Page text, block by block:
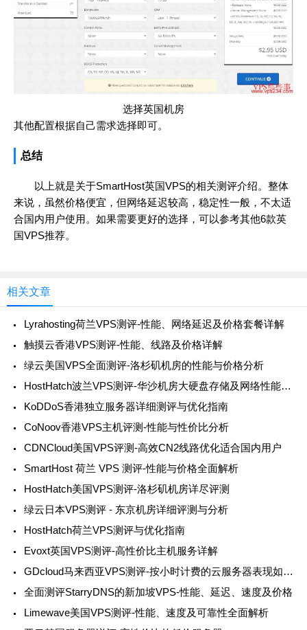
选择英国机房
其他配置根据自己需求选择即可。
总结
以上就是关于SmartHost英国VPS的相关测评介绍。整体
来说，虽然价格便宜，但网络延迟较高，稳定性一般，不太适
合国内用户使用。如果需要更好的选择，可以参考其他6款英
国VPS推荐。
相关文章
Lyrahosting荷兰VPS测评-性能、网络延迟及价格套餐详解
触摸云香港VPS测评-性能、线路及价格详解
绿云美国VPS全面测评-洛杉矶机房的性能与价格分析
HostHatch波兰VPS测评-华沙机房大硬盘存储及网络性能分析
KoDDoS香港独立服务器详细测评与优化指南
CoNoov香港VPS主机评测-性能与性价比分析
CDNCloud美国VPS评测-高效CN2线路优化适合国内用户
SmartHost 荷兰 VPS 测评-性能与价格全面解析
HostHatch美国VPS测评-洛杉矶机房详尽评测
绿云日本VPS测评 - 东京机房详细评测与分析
HostHatch荷兰VPS测评与优化指南
Evoxt英国VPS测评-高性价比主机服务详解
GDcloud马来西亚VPS测评-按小时计费的云服务器表现如何？
全面测评StarryDNS的新加坡VPS-性能、延迟、速度及价格
Limewave美国VPS测评-性能、速度及可靠性全面解析